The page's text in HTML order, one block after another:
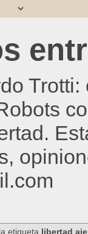
etiqueta libertad